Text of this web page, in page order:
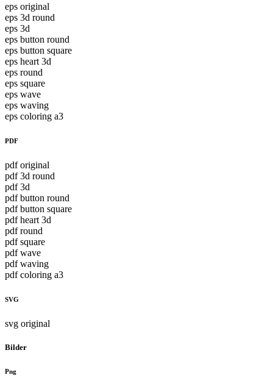
eps original
eps 3d round
eps 3d
eps button round
eps button square
eps heart 3d
eps round
eps square
eps wave
eps waving
eps coloring a3
PDF
pdf original
pdf 3d round
pdf 3d
pdf button round
pdf button square
pdf heart 3d
pdf round
pdf square
pdf wave
pdf waving
pdf coloring a3
SVG
svg original
Bilder
Png